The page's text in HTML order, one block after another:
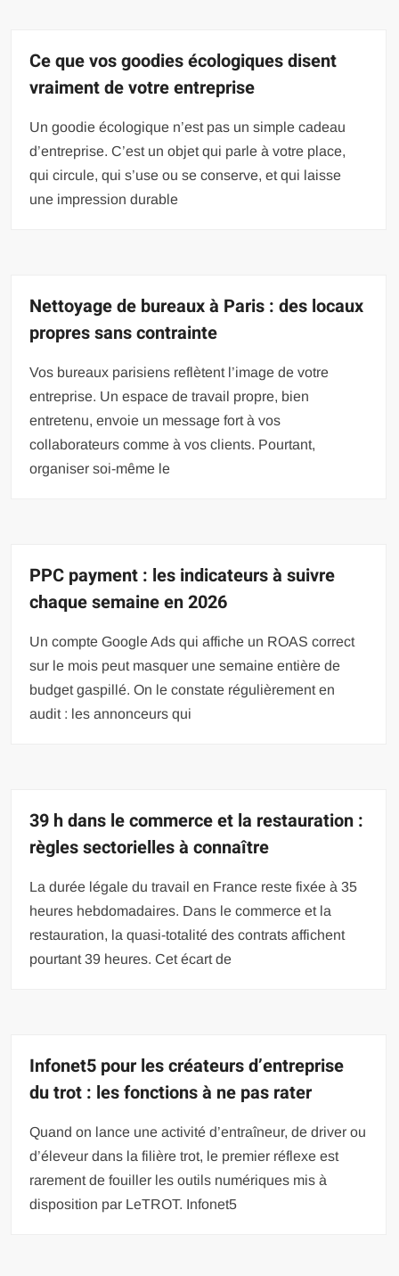
Ce que vos goodies écologiques disent
vraiment de votre entreprise
Un goodie écologique n’est pas un simple cadeau
d’entreprise. C’est un objet qui parle à votre place,
qui circule, qui s’use ou se conserve, et qui laisse
une impression durable
Nettoyage de bureaux à Paris : des locaux
propres sans contrainte
Vos bureaux parisiens reflètent l’image de votre
entreprise. Un espace de travail propre, bien
entretenu, envoie un message fort à vos
collaborateurs comme à vos clients. Pourtant,
organiser soi-même le
PPC payment : les indicateurs à suivre
chaque semaine en 2026
Un compte Google Ads qui affiche un ROAS correct
sur le mois peut masquer une semaine entière de
budget gaspillé. On le constate régulièrement en
audit : les annonceurs qui
39 h dans le commerce et la restauration :
règles sectorielles à connaître
La durée légale du travail en France reste fixée à 35
heures hebdomadaires. Dans le commerce et la
restauration, la quasi-totalité des contrats affichent
pourtant 39 heures. Cet écart de
Infonet5 pour les créateurs d’entreprise
du trot : les fonctions à ne pas rater
Quand on lance une activité d’entraîneur, de driver ou
d’éleveur dans la filière trot, le premier réflexe est
rarement de fouiller les outils numériques mis à
disposition par LeTROT. Infonet5